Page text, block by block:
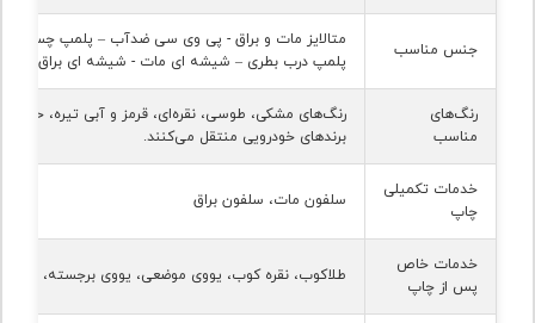
جنس مناسب
متالایز مات و براق - پی وی سی ضدآب – پلمپ
پلمپ درب بطری – شیشه ای مات - شیشه ای براق – ژله
رنگ‌های
مناسب
رنگ‌های مشکی، طوسی، نقره‌ای، قرمز و آبی تیره، حس
برندهای خودرویی منتقل می‌کنند.
خدمات تکمیلی
چاپ
سلفون مات، سلفون براق
خدمات خاص
پس از چاپ
طلاکوب، نقره کوب، یووی موضعی، یووی برجسته، هات